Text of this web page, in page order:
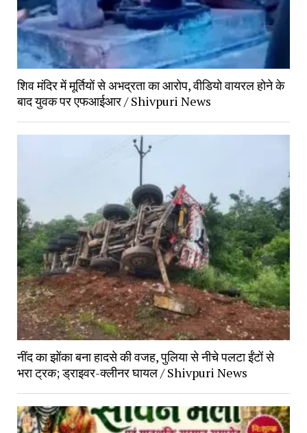
शिव मंदिर में मूर्तियों से अभद्रता का आरोप, वीडियो वायरल होने के
बाद युवक पर एफआईआर / Shivpuri News
नींद का झोंका बना हादसे की वजह, पुलिया से नीचे पलटा ईंटों से
भरा ट्रक; ड्राइवर-क्लीनर घायल / Shivpuri News